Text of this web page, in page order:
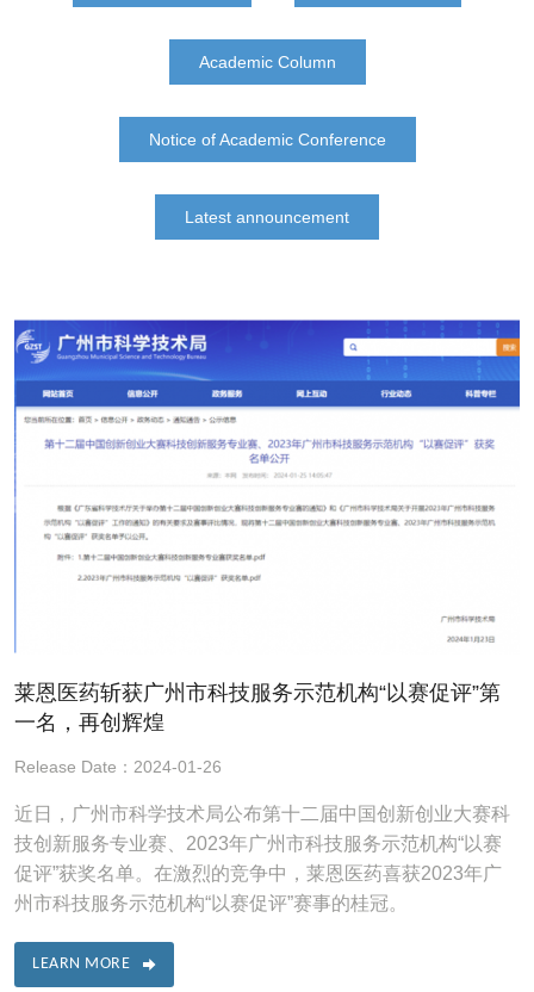
Academic Column
Notice of Academic Conference
Latest announcement
莱恩医药斩获广州市科技服务示范机构“以赛促评”第
一名，再创辉煌
Release Date：2024-01-26
近日，广州市科学技术局公布第十二届中国创新创业大赛科
技创新服务专业赛、2023年广州市科技服务示范机构“以赛
促评”获奖名单。在激烈的竞争中，莱恩医药喜获2023年广
州市科技服务示范机构“以赛促评”赛事的桂冠。
LEARN MORE